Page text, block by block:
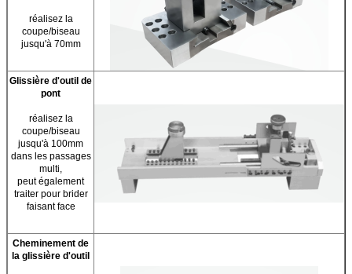
réalisez la
coupe/biseau
jusqu'à 70mm
Glissière d'outil de
pont
réalisez la
coupe/biseau
jusqu'à 100mm
dans les passages
multi,
peut également
traiter pour brider
faisant face
Cheminement de
la glissière d'outil